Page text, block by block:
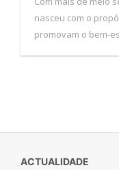
Mundo
Podcasts